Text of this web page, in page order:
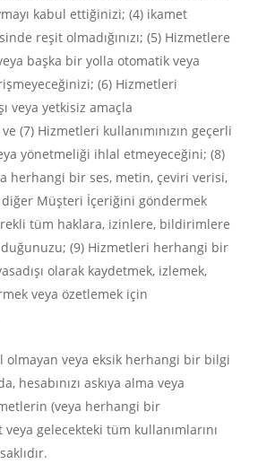
kabul ettiğinizi; (4) ikamet
reşit olmadığınızı; (5) Hizmetlere
başka bir yolla otomatik veya
(6) Hizmetleri
veya yetkisiz amaçla
ve (7) Hizmetleri kullanımınızın geçerli
yönetmeliği ihlal etmeyeceğini; (8)
herhangi bir ses, metin, çeviri verisi,
Müşteri İçeriğini göndermek
tüm haklara, izinlere, bildirimlere
(9) Hizmetleri herhangi bir
olarak kaydetmek, izlemek,
veya özetlemek için
olmayan veya eksik herhangi bir bilgi
hesabınızı askıya alma veya
(veya herhangi bir
gelecekteki tüm kullanımlarını